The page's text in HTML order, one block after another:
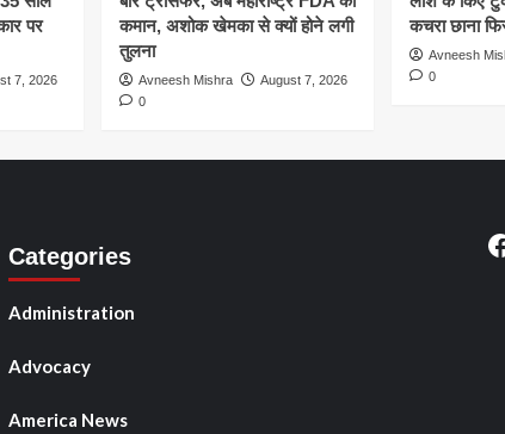
पर
7, 2026
कमान, अशोक खेमका से क्यों होने लगी
तुलना
Avneesh Mishra
August 7, 2026
0
कचरा छाना
Avneesh
0
Categories
Administration
Advocacy
America News